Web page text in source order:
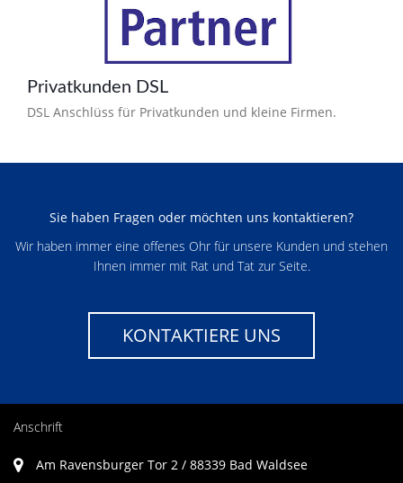
Privatkunden DSL
DSL Anschlüss für Privatkunden und kleine Firmen.
Sie haben Fragen oder möchten uns kontaktieren?
Wir haben immer eine offenes Ohr für unsere Kunden und stehen
Ihnen immer mit Rat und Tat zur Seite.
KONTAKTIERE UNS
Anschrift
Am Ravensburger Tor 2 / 88339 Bad Waldsee